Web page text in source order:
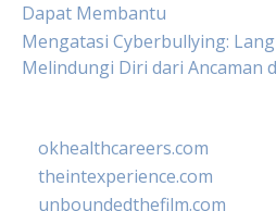
Dapat Membantu
Mengatasi Cyberbullying:
Melindungi Diri dari Ancaman
okhealthcareers.com
theintexperience.com
unboundedthefilm.com